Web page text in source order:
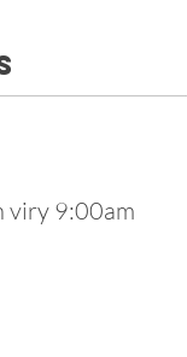
viry 9:00am